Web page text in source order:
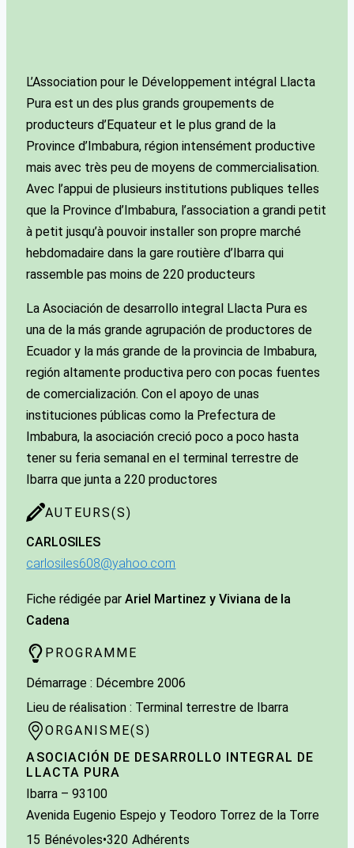
L’Association pour le Développement intégral Llacta
Pura est un des plus grands groupements de
producteurs d’Equateur et le plus grand de la
Province d’Imbabura, région intensément productive
mais avec très peu de moyens de commercialisation.
Avec l’appui de plusieurs institutions publiques telles
que la Province d’Imbabura, l’association a grandi petit
à petit jusqu’à pouvoir installer son propre marché
hebdomadaire dans la gare routière d’Ibarra qui
rassemble pas moins de 220 producteurs
La Asociación de desarrollo integral Llacta Pura es
una de la más grande agrupación de productores de
Ecuador y la más grande de la provincia de Imbabura,
región altamente productiva pero con pocas fuentes
de comercialización. Con el apoyo de unas
instituciones públicas como la Prefectura de
Imbabura, la asociación creció poco a poco hasta
tener su feria semanal en el terminal terrestre de
Ibarra que junta a 220 productores
AUTEURS(S)
CARLOS ILES
carlosiles608@yahoo.com
Fiche rédigée par Ariel Martinez y Viviana de la
Cadena
PROGRAMME
Démarrage : Décembre 2006
Lieu de réalisation : Terminal terrestre de Ibarra
ORGANISME(S)
ASOCIACIÓN DE DESARROLLO INTEGRAL DE
LLACTA PURA
Ibarra –93100
Avenida Eugenio Espejo y Teodoro Torrez de la Torre
15 Bénévoles•320 Adhérents